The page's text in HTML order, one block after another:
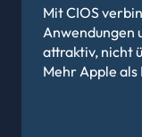
Mit CIOS
Anwendungen
attraktiv, nicht
Mehr Apple